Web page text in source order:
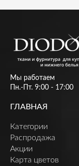
Мы работаем
Пн.-Пт. 9:00 - 17:00
ГЛАВНАЯ
Категории
Распродажа
Акции
Карта цветов